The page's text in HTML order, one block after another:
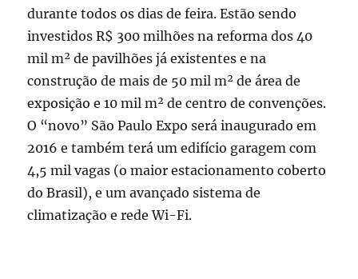
durante todos os dias de feira. Estão sendo
investidos R$ 300 milhões na reforma dos 40
mil m² de pavilhões já existentes e na
construção de mais de 50 mil m² de área de
exposição e 10 mil m² de centro de convenções.
O “novo” São Paulo Expo será inaugurado em
2016 e também terá um edifício garagem com
4,5 mil vagas (o maior estacionamento coberto
do Brasil), e um avançado sistema de
climatização e rede Wi-Fi.